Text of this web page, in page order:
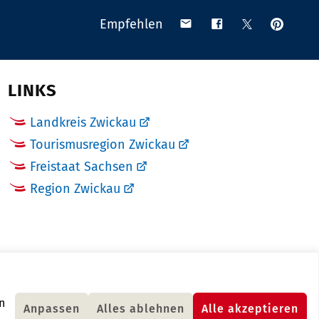
Anpassen Alles ablehnen Alle akzeptieren
Empfehlen
Teilen Teilen Teilen
LINKS
Landkreis Zwickau
Tourismusregion Zwickau
Freistaat Sachsen
Region Zwickau